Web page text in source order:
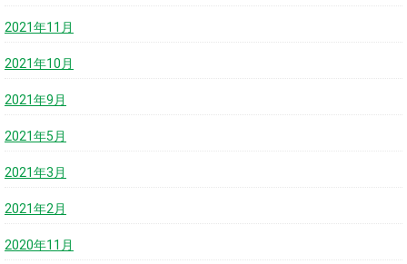
2021年11月
2021年10月
2021年9月
2021年5月
2021年3月
2021年2月
2020年11月